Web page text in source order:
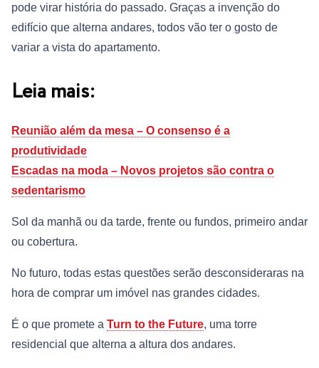
pode virar história do passado. Graças a invenção do
edifício que alterna andares, todos vão ter o gosto de
variar a vista do apartamento.
Leia mais:
Reunião além da mesa – O consenso é a
produtividade
Escadas na moda – Novos projetos são contra o
sedentarismo
Sol da manhã ou da tarde, frente ou fundos, primeiro andar
ou cobertura.
No futuro, todas estas questões serão desconsideraras na
hora de comprar um imóvel nas grandes cidades.
É o que promete a Turn to the Future, uma torre
residencial que alterna a altura dos andares.